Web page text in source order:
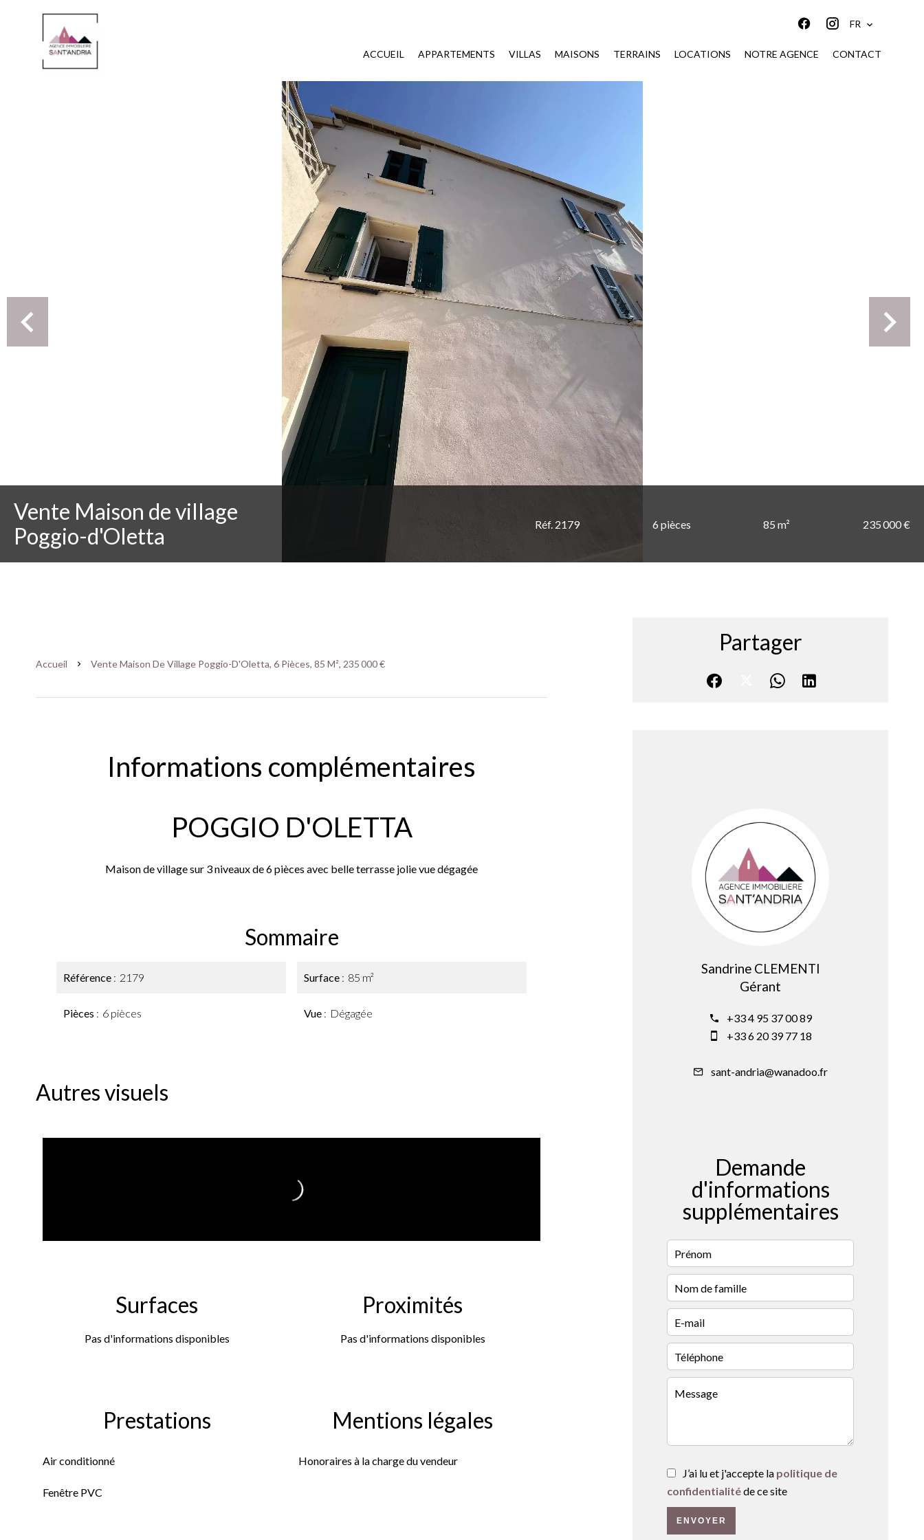
FR
ACCUEIL APPARTEMENTS VILLAS MAISONS TERRAINS LOCATIONS NOTRE AGENCE CONTACT
Vente Maison de village
Poggio-d'Oletta
Réf. 2179 6 pièces 85 m² 235 000 €
Accueil Vente Maison De Village Poggio-D'Oletta, 6 Pièces, 85 M², 235 000 €
Informations complémentaires
POGGIO D'OLETTA
Maison de village sur 3 niveaux de 6 pièces avec belle terrasse jolie vue dégagée
Sommaire
Référence 2179
Pièces 6 pièces
Surface 85 m²
Vue Dégagée
Autres visuels
Surfaces
Pas d'informations disponibles
Proximités
Pas d'informations disponibles
Prestations
Air conditionné
Fenêtre PVC
Mentions légales
Honoraires à la charge du vendeur
Partager
Sandrine CLEMENTI
Gérant
+33 4 95 37 00 89
+33 6 20 39 77 18
sant-andria@wanadoo.fr
Demande
d'informations
supplémentaires
J’ai lu et j'accepte la politique de
confidentialitéde ce site
ENVOYER